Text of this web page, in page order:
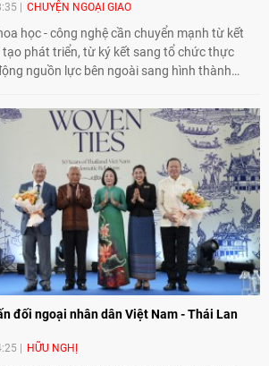
CHUYỆN NGOẠI GIAO
học - công nghệ cần chuyển mạnh từ kết
tạo phát triển, từ ký kết sang tổ chức thực
nguồn lực bên ngoài sang hình thành
sáng tạo và chuyển đổi số trở thành động lực
đối ngoại nhân dân Việt Nam - Thái Lan
HỮU NGHỊ